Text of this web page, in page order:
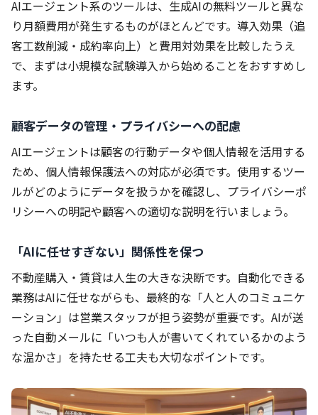
AIエージェント系のツールは、生成AIの無料ツールと異な
り月額費用が発生するものがほとんどです。導入効果（追
客工数削減・成約率向上）と費用対効果を比較したうえ
で、まずは小規模な試験導入から始めることをおすすめし
ます。
顧客データの管理・プライバシーへの配慮
AIエージェントは顧客の行動データや個人情報を活用する
ため、個人情報保護法への対応が必須です。使用するツー
ルがどのようにデータを扱うかを確認し、プライバシーポ
リシーへの明記や顧客への適切な説明を行いましょう。
「AIに任せすぎない」関係性を保つ
不動産購入・賃貸は人生の大きな決断です。自動化できる
業務はAIに任せながらも、最終的な「人と人のコミュニケ
ーション」は営業スタッフが担う姿勢が重要です。AIが送
った自動メールに「いつも人が書いてくれているかのよう
な温かさ」を持たせる工夫も大切なポイントです。